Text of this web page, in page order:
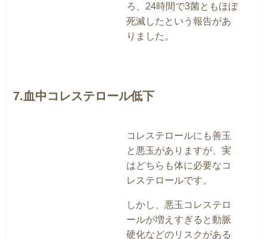
ろ、24時間で3菌ともほぼ
死滅したという報告があ
りました。
7.血中コレステロール低下
コレステロールにも善玉
と悪玉がありますが、実
はどちらも体に必要なコ
レステロールです。
しかし、悪玉コレステロ
ールが増えすぎると動脈
硬化などのリスクがある